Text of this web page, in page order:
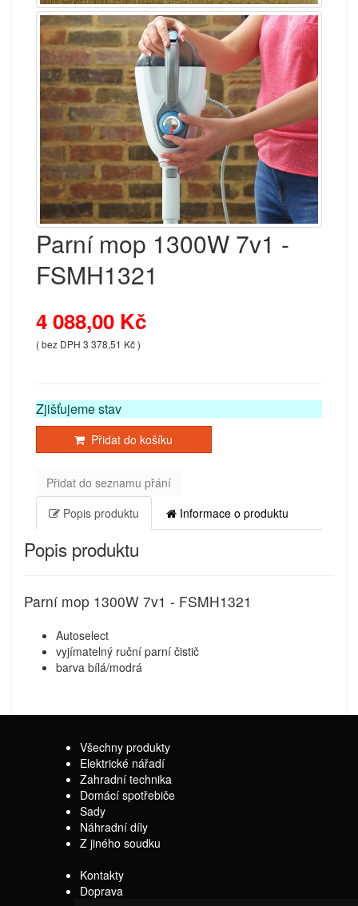
Parní mop 1300W 7v1 -
FSMH1321
4 088,00 Kč
( bez DPH 3 378,51 Kč )
Zjišťujeme stav
Přidat do košíku
Přidat do seznamu přání
Popis produktu
Informace o produktu
Popis produktu
Parní mop 1300W 7v1 - FSMH1321
Autoselect
vyjímatelný ruční parní čistič
barva bílá/modrá
Všechny produkty
Elektrické nářadí
Zahradní technika
Domácí spotřebiče
Sady
Náhradní díly
Z jiného soudku
Kontakty
Doprava